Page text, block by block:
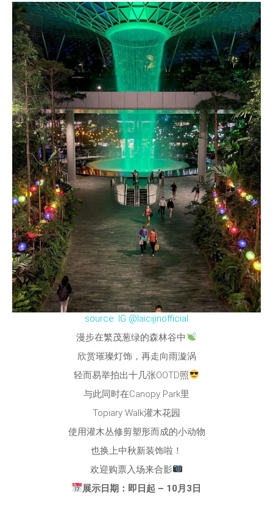
source: IG @laicijinofficial
漫步在繁茂葱绿的森林谷中
欣赏璀璨灯饰，再走向雨漩涡
轻而易举拍出十几张OOTD照
与此同时在Canopy Park里
Topiary Walk灌木花园
使用灌木丛修剪塑形而成的小动物
也换上中秋新装饰啦！
欢迎购票入场来合影
展示日期：即日起 – 10月3日